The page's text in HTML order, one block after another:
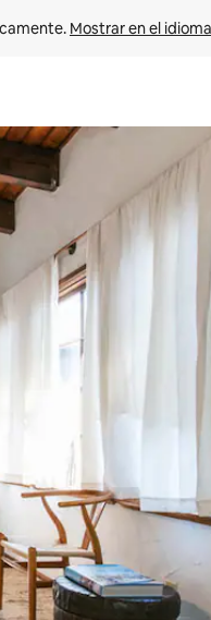
Mostrar en el
abajo o explora con el